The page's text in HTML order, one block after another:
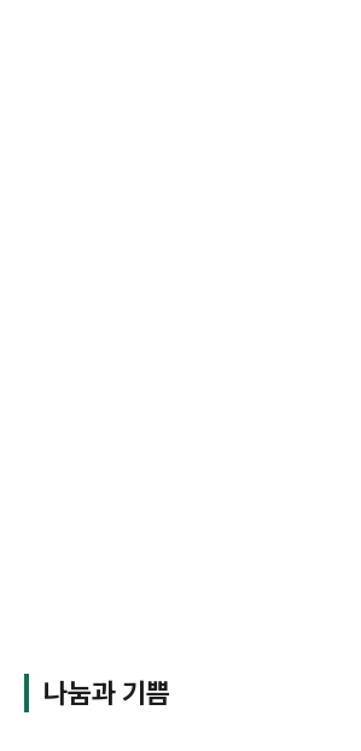
나눔과 기쁨